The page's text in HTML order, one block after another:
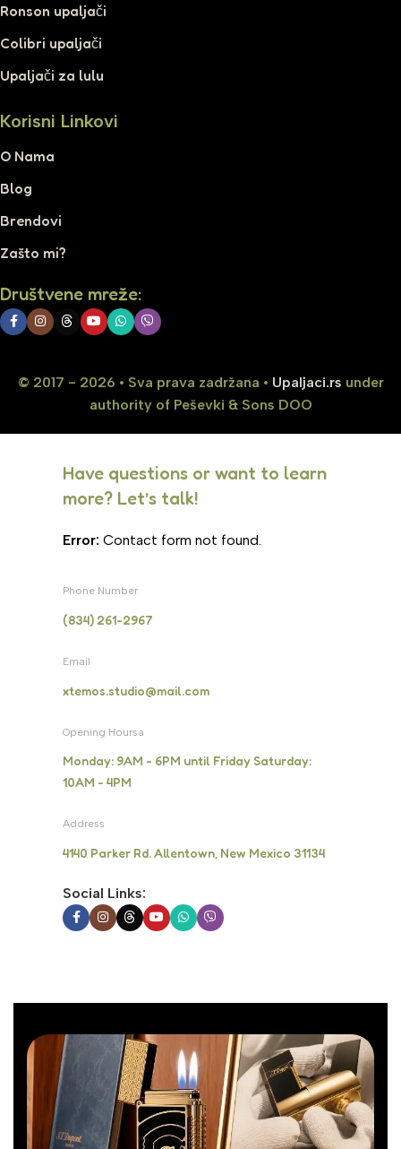
Ronson upaljači
Colibri upaljači
Upaljači za lulu
Korisni Linkovi
O Nama
Blog
Brendovi
Zašto mi?
Društvene mreže:
© 2017 - 2026 • Sva prava zadržana • Upaljaci.rs under
authority of Peševki & Sons DOO
Have questions or want to learn
more? Let’s talk!
Error: Contact form not found.
Phone Number
(834) 261-2967
Email
xtemos.studio@mail.com
Opening Hoursa
Monday: 9AM - 6PM until Friday Saturday:
10AM - 4PM
Address
4140 Parker Rd. Allentown, New Mexico 31134
Social Links: